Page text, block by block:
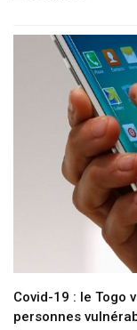
Covid-19 : le Togo
personnes